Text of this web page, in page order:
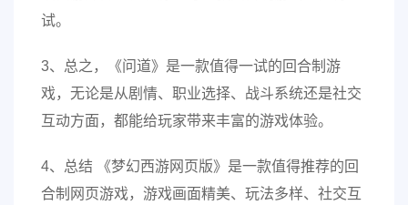
试。
3、总之，《问道》是一款值得一试的回合制游
戏，无论是从剧情、职业选择、战斗系统还是社交
互动方面，都能给玩家带来丰富的游戏体验。
4、总结 《梦幻西游网页版》是一款值得推荐的回
合制网页游戏，游戏画面精美、玩法多样、社交互